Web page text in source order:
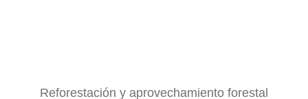
Reforestación y aprovechamiento forestal